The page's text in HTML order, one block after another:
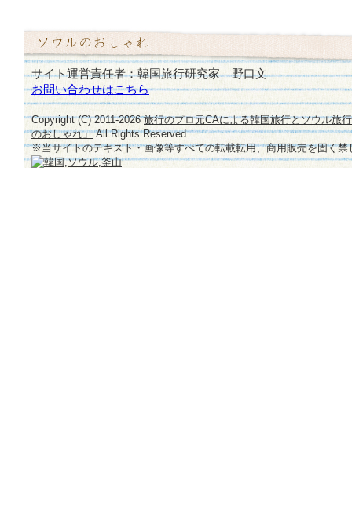
サイト運営責任者：韓国旅行研究家 野口文
お問い合わせはこちら
Copyright (C) 2011-2026旅行のプロ元CAによる韓国旅行とソウル旅
のおしゃれ」All Rights Reserved.
※当サイトのテキスト・画像等すべての転載転用、商用販売を固く禁